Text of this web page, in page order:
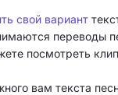
свой вариант
переводы
посмотреть
вам текста